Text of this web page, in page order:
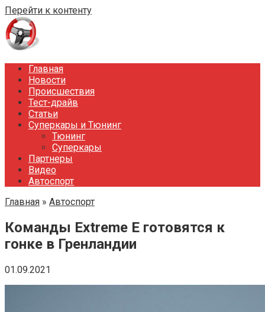
Перейти к контенту
Главная
Новости
Происшествия
Тест-драйв
Статьи
Суперкары и Тюнинг
Тюнинг
Суперкары
Партнеры
Видео
Автоспорт
Главная » Автоспорт
Команды Extreme E готовятся к
гонке в Гренландии
01.09.2021